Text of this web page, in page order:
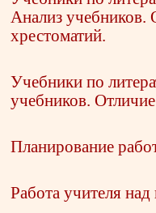
Анализ
хрестоматий.
Учебники по
учебников.
Планирование
Работа учителя